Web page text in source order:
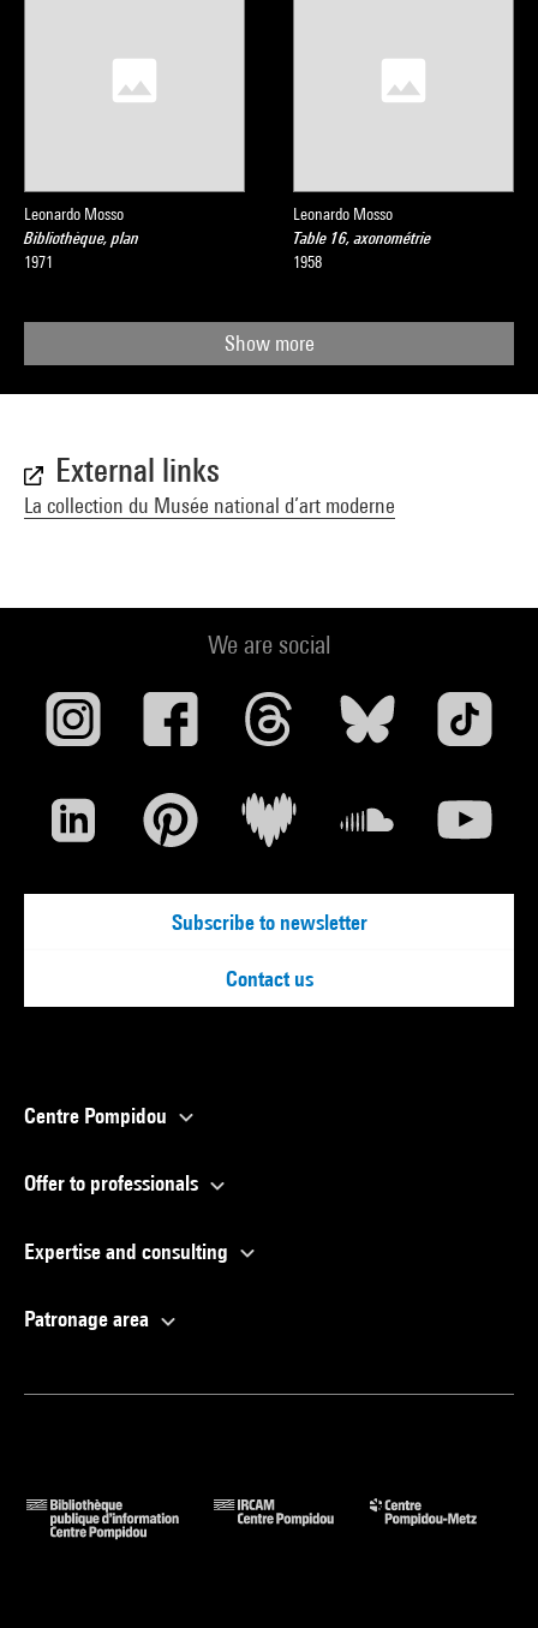
Leonardo Mosso
Bibliothèque, plan
1971
Leonardo Mosso
Table 16, axonométrie
1958
Show more
External links
La collection du Musée national d’art moderne
We are social
Subscribe to newsletter
Contact us
Centre Pompidou
Offer to professionals
Expertise and consulting
Patronage area